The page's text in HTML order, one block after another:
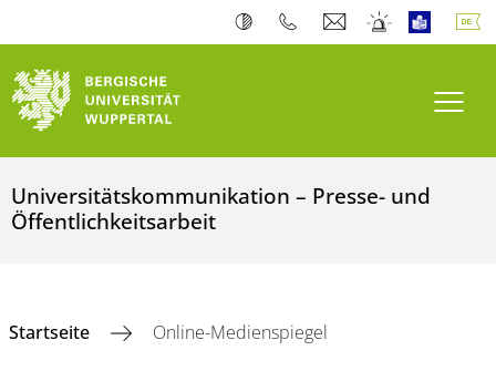
Universitätskommunikation – Presse- und
Öffentlichkeitsarbeit
Startseite Online-Medienspiegel